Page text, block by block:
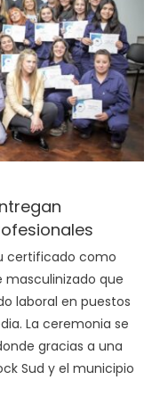
certificado como
que
laboral en puestos
La ceremonia se
gracias a una
Sud y el municipio